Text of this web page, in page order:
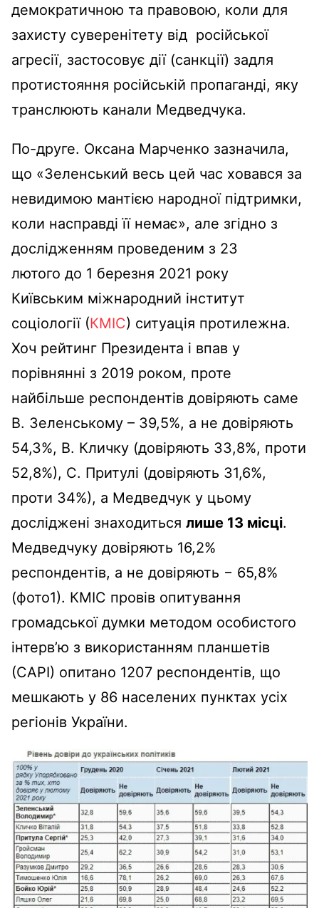
демократичною та правовою, коли для
захисту суверенітету від російської
агресії, застосовує дії (санкції) задля
протистояння російській пропаганді, яку
транслюють канали Медведчука.
По-друге. Оксана Марченко зазначила,
що «Зеленський весь цей час ховався за
невидимою мантією народної підтримки,
коли насправді її немає», але згідно з
дослідженням проведеним з 23
лютого до 1 березня 2021 року
Київським міжнародний інститут
соціології (КМІС) ситуація протилежна.
Хоч рейтинг Президента і впав у
порівнянні з 2019 роком, проте
найбільше респондентів довіряють саме
В. Зеленському – 39,5%, а не довіряють
54,3%, В. Кличку (довіряють 33,8%, проти
52,8%), С. Притулі (довіряють 31,6%,
проти 34%), а Медведчук у цьому
досліджені знаходиться лише 13 місці.
Медведчуку довіряють 16,2%
респондентів, а не довіряють − 65,8%
(фото1). КМІС провів опитування
громадської думки методом особистого
інтерв’ю з використанням планшетів
(САРІ) опитано 1207 респондентів, що
мешкають у 86 населених пунктах усіх
регіонів України.